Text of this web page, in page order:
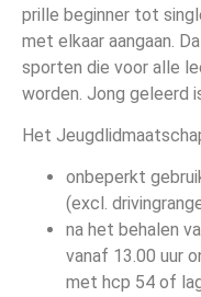
prille beginner tot
met elkaar aangaan.
sporten die voor alle
worden. Jong geleerd
Het
onbeperkt
(excl.
na het behalen
vanaf 13.00 uur
met hcp 54 of